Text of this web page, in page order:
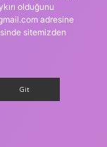
olduğunu
adresine
sitemizden